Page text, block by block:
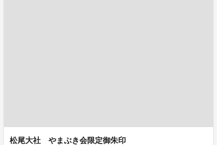
松尾大社 やまぶき会限定御朱印